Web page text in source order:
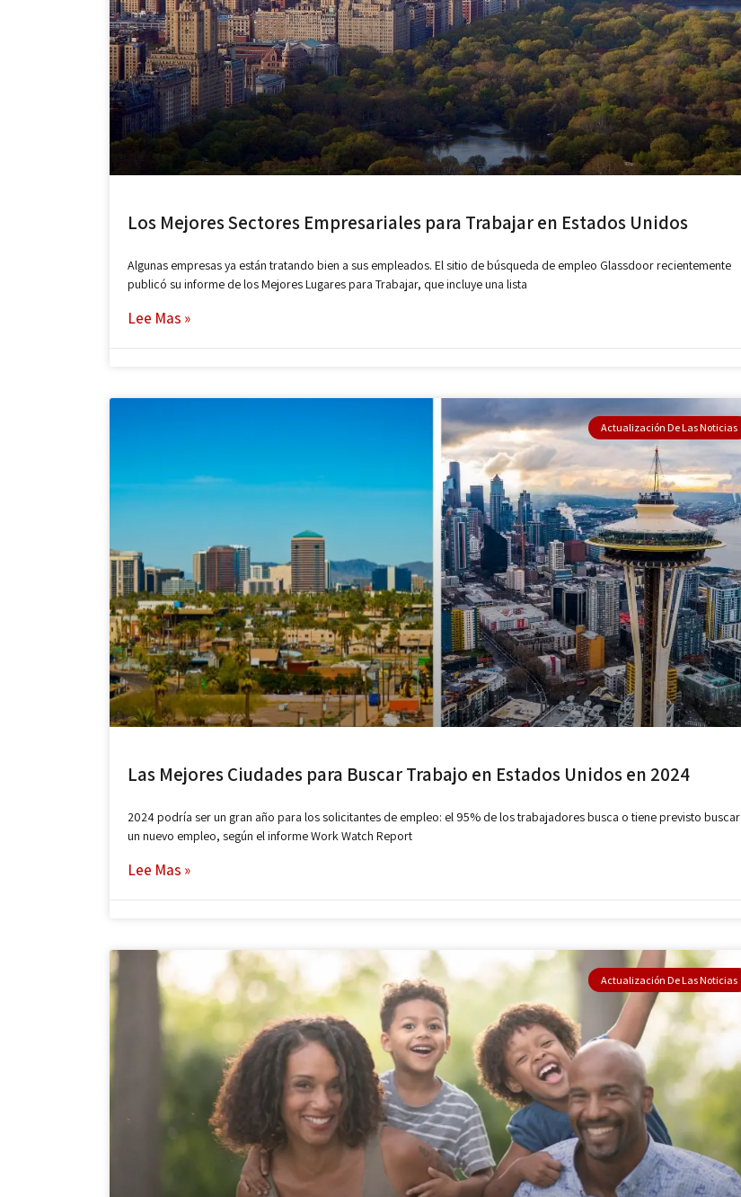
Los Mejores Sectores Empresariales para Trabajar en Estados Unidos
Algunas empresas ya están tratando bien a sus empleados. El sitio de búsqueda de empleo Glassdoor recientemente
publicó su informe de los Mejores Lugares para Trabajar, que incluye una lista
Lee Mas »
Actualización De Las Noticias
Las Mejores Ciudades para Buscar Trabajo en Estados Unidos en 2024
2024 podría ser un gran año para los solicitantes de empleo: el 95% de los trabajadores busca o tiene previsto buscar
un nuevo empleo, según el informe Work Watch Report
Lee Mas »
Actualización De Las Noticias